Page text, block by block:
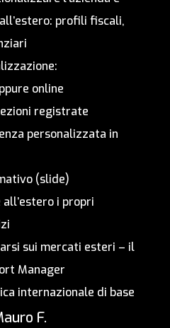
profili fiscali,
online
registrate
personalizzata in
(slide)
all’estero i propri
sui mercati esteri – il
Manager
internazionale di base
F.